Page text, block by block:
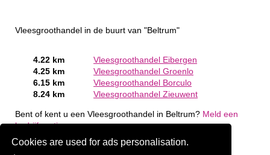
Cookies are used for ads personalisation.
Vleesgroothandel in de buurt van "Beltrum"
4.22 km
Vleesgroothandel Eibergen
4.25 km
Vleesgroothandel Groenlo
6.15 km
Vleesgroothandel Borculo
8.24 km
Vleesgroothandel Zieuwent
Bent of kent u een Vleesgroothandel in Beltrum? Meld een
bedrijf gratis aan